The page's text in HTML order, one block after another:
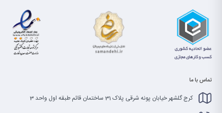
تماس با ما
کرج گلشهر خیابان پونه شرقی پلاک 31 ساختمان قائم طبقه اول واحد 3